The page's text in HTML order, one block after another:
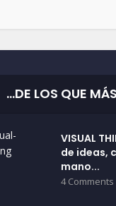
…DE LOS QUE
VISUAL
de ideas,
mano...
4 Comments